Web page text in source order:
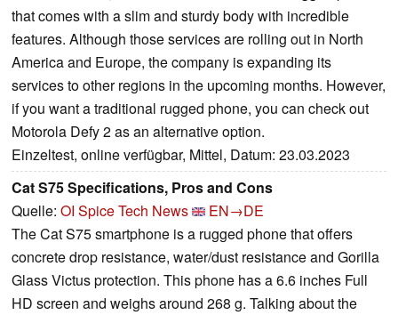
that comes with a slim and sturdy body with incredible
features. Although those services are rolling out in North
America and Europe, the company is expanding its
services to other regions in the upcoming months. However,
if you want a traditional rugged phone, you can check out
Motorola Defy 2 as an alternative option.
Einzeltest, online verfügbar, Mittel, Datum: 23.03.2023
Cat S75 Specifications, Pros and Cons
Quelle: OI Spice Tech News
EN→DE
The Cat S75 smartphone is a rugged phone that offers
concrete drop resistance, water/dust resistance and Gorilla
Glass Victus protection. This phone has a 6.6 inches Full
HD screen and weighs around 268 g. Talking about the